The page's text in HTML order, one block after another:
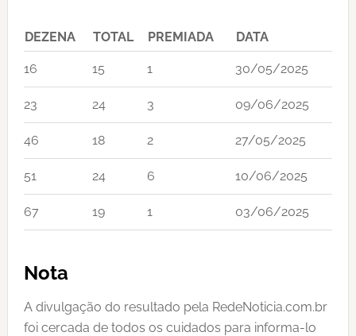
DEZENA TOTAL PREMIADA DATA
16 15 1 30/05/2025
23 24 3 09/06/2025
46 18 2 27/05/2025
51 24 6 10/06/2025
67 19 1 03/06/2025
Nota
A divulgação do resultado pela RedeNoticia.com.br
foi cercada de todos os cuidados para informa-lo